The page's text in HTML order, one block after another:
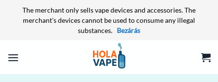
The merchant only sells vape devices and accessories. The
merchant's devices cannot be used to consume any illegal
substances. Bezárás